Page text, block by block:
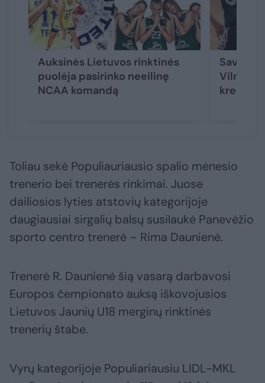
Auksinės Lietuvos rinktinės
puolėja pasirinko neeilinę
NCAA komandą
Vilniaus
Toliau sekė Populiauriausio spalio mėnesio
trenerio bei trenerės rinkimai. Juose
dailiosios lyties atstovių kategorijoje
daugiausiai sirgalių balsų susilaukė Panevėžio
sporto centro trenerė – Rima Daunienė.
Trenerė R. Daunienė šią vasarą darbavosi
Europos čempionato auksą iškovojusios
Lietuvos Jaunių U18 merginų rinktinės
trenerių štabe.
Vyrų kategorijoje Populiariausiu LIDL-MKL